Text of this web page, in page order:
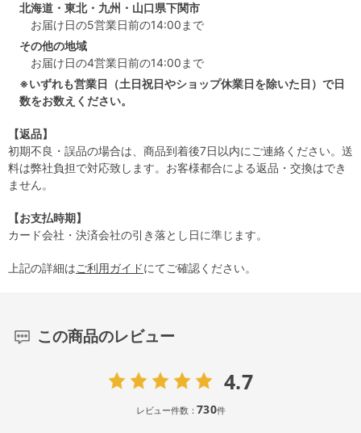
北海道・東北・九州・山口県下関市
お届け日の5営業日前の14:00まで
その他の地域
お届け日の4営業日前の14:00まで
※いずれも営業日（土日祝日やショップ休業日を除いた日）で日
数をお数えください。
【返品】
初期不良・誤品の場合は、商品到着後7日以内にご連絡ください。送
料は弊社負担で対応致します。お客様都合による返品・交換はでき
ません。
【お支払時期】
カード会社・決済会社の引き落とし日に準じます。
上記の詳細はご利用ガイドにてご確認ください。
この商品のレビュー
4.7
レビュー件数：730件